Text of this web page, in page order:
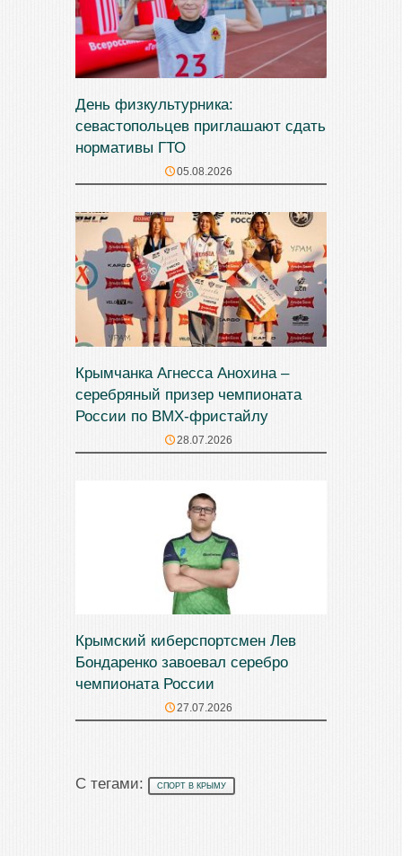
День физкультурника:
севастопольцев приглашают сдать
нормативы ГТО
05.08.2026
Крымчанка Агнесса Анохина –
серебряный призер чемпионата
России по BMX-фристайлу
28.07.2026
Крымский киберспортсмен Лев
Бондаренко завоевал серебро
чемпионата России
27.07.2026
С тегами: СПОРТ В КРЫМУ